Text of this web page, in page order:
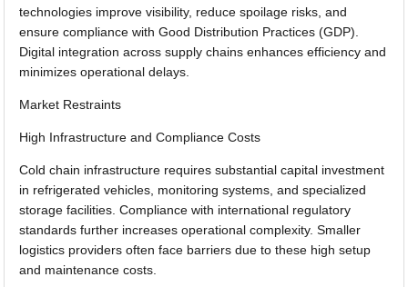
technologies improve visibility, reduce spoilage risks, and
ensure compliance with Good Distribution Practices (GDP).
Digital integration across supply chains enhances efficiency and
minimizes operational delays.
Market Restraints
High Infrastructure and Compliance Costs
Cold chain infrastructure requires substantial capital investment
in refrigerated vehicles, monitoring systems, and specialized
storage facilities. Compliance with international regulatory
standards further increases operational complexity. Smaller
logistics providers often face barriers due to these high setup
and maintenance costs.